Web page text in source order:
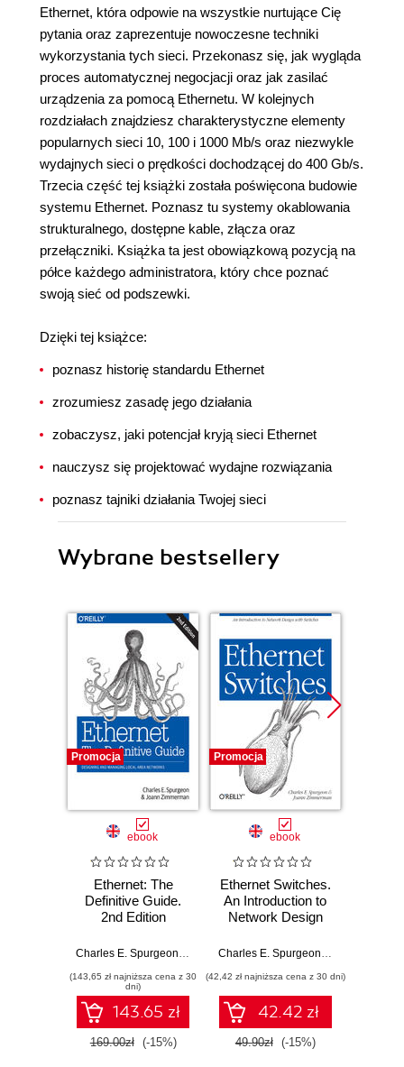
Ethernet, która odpowie na wszystkie nurtujące Cię
pytania oraz zaprezentuje nowoczesne techniki
wykorzystania tych sieci. Przekonasz się, jak wygląda
proces automatycznej negocjacji oraz jak zasilać
urządzenia za pomocą Ethernetu. W kolejnych
rozdziałach znajdziesz charakterystyczne elementy
popularnych sieci 10, 100 i 1000 Mb/s oraz niezwykle
wydajnych sieci o prędkości dochodzącej do 400 Gb/s.
Trzecia część tej książki została poświęcona budowie
systemu Ethernet. Poznasz tu systemy okablowania
strukturalnego, dostępne kable, złącza oraz
przełączniki. Książka ta jest obowiązkową pozycją na
półce każdego administratora, który chce poznać
swoją sieć od podszewki.
Dzięki tej książce:
poznasz historię standardu Ethernet
zrozumiesz zasadę jego działania
zobaczysz, jaki potencjał kryją sieci Ethernet
nauczysz się projektować wydajne rozwiązania
poznasz tajniki działania Twojej sieci
Wybrane bestsellery
Promocja
ebook
Ethernet: The
Definitive Guide.
2nd Edition
Charles E. Spurgeon
,Joann Zimmerman
(143,65 zł najniższa cena z 30
dni)
143.65 zł
169.00zł (-15%)
Promocja
ebook
Ethernet Switches.
An Introduction to
Network Design
Charles E. Spurgeon
,Joann
(42,42 zł najniższa cena z 30 dni)
42.42 zł
49.90zł (-15%)